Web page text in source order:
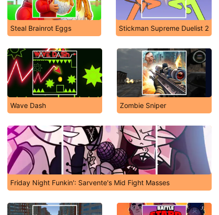
Steal Brainrot Eggs Stickman Supreme Duelist 2
Wave Dash Zombie Sniper
Friday Night Funkin': Sarvente's Mid Fight Masses